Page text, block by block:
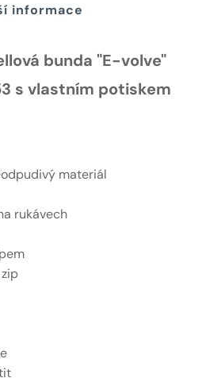
informace
bunda "E-volve"
s vlastním potiskem
materiál
rukávech